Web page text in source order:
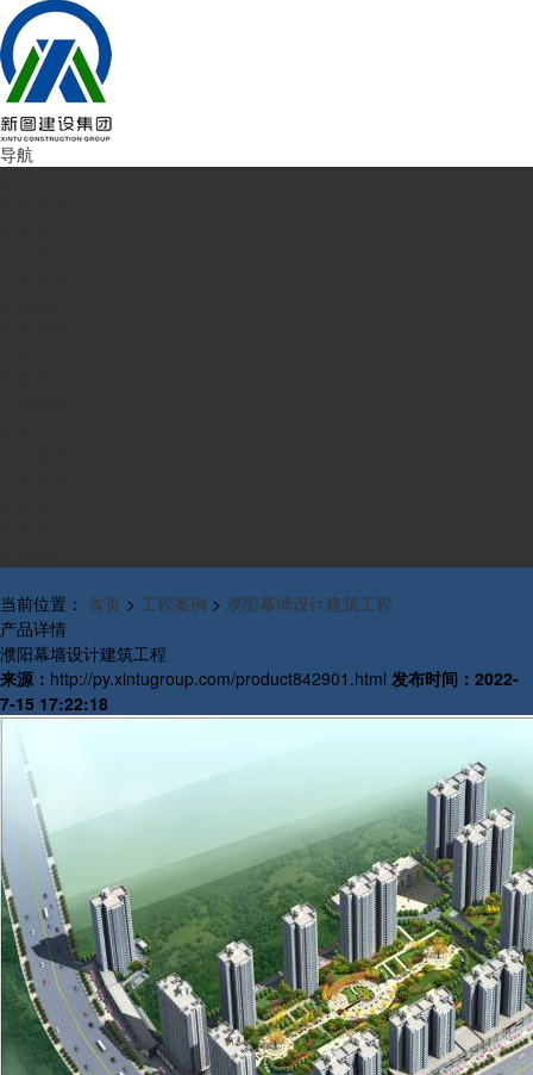
导航
当前位置： 首页 > 工程案例 > 濮阳幕墙设计建筑工程
产品详情
濮阳幕墙设计建筑工程
来源： http://py.xintugroup.com/product842901.html 发布时间： 2022-
7-15 17:22:18